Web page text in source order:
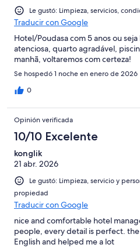
Le gustó: Limpieza, servicios,
Traducir con Google
Hotel/Poudasa com 5 anos ou
atenciosa, quarto agradável,
manhã, voltaremos com certeza!
Se hospedó 1 noche en enero de 2026
0
Opinión verificada
10/10 Excelente
konglik
21 abr. 2026
Le gustó: Limpieza, servicio y
propiedad
Traducir con Google
nice and comfortable hotel
people, every detail is perfect.
English and helped me a lot